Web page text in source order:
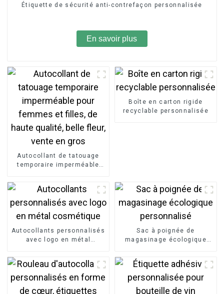
Étiquette de sécurité anti-contrefaçon personnalisée
En savoir plus
Autocollant de tatouage
temporaire imperméable
vente en gros
Boîte en carton rigide
recyclable personnalisée
Autocollants personnalisés
avec logo en métal
Sac à poignée de
magasinage écologique